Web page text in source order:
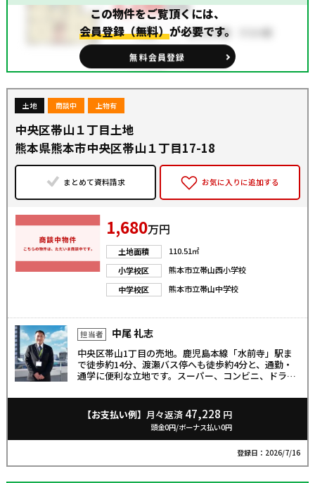
この物件をご覧頂くには、
会員登録（無料）が必要です。
無料会員登録
土地 商談中 上物有
中央区帯山１丁目土地
熊本県熊本市中央区帯山１丁目17-18
まとめて資料請求 お気に入りに追加する
1,680万円
土地面積
110.51㎡
小学校区
熊本市立帯山西小学校
中学校区
熊本市立帯山中学校
担当者 中尾 礼志
中央区帯山1丁目の売地。鹿児島本線「水前寺」駅ま
で徒歩約14分、渡瀬バス停へも徒歩約4分と、通勤・
通学に便利な立地です。スーパー、コンビニ、ドラッ
ポート。帯山西小・帯山中エリアで子育て世帯にもお
すすめです。第二種中高層地域、建蔽率60％・容積率
200％のため、ゆとりある住まいの計画が可能。古屋
は解体渡しで、理想の家づくりをスムーズに始められ
ます。
【お支払い例】 月々返済 47,228 円
頭金0円/ボーナス払い0円
登録日：2026/7/16